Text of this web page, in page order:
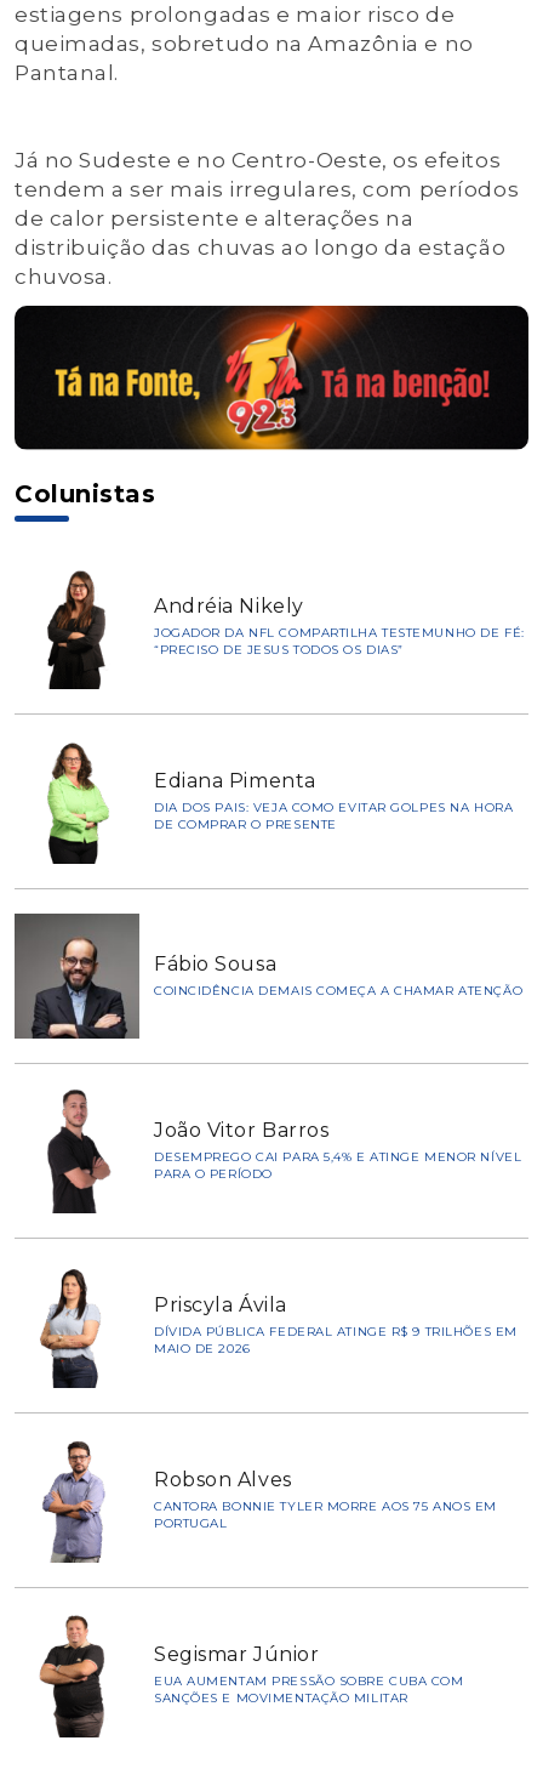
estiagens prolongadas e maior risco de
queimadas, sobretudo na Amazônia e no
Pantanal.
Já no Sudeste e no Centro-Oeste, os efeitos
tendem a ser mais irregulares, com períodos
de calor persistente e alterações na
distribuição das chuvas ao longo da estação
chuvosa.
Colunistas
Andréia Nikely
JOGADOR DA NFL COMPARTILHA TESTEMUNHO DE FÉ:
“PRECISO DE JESUS TODOS OS DIAS”
Ediana Pimenta
DIA DOS PAIS: VEJA COMO EVITAR GOLPES NA HORA
DE COMPRAR O PRESENTE
Fábio Sousa
COINCIDÊNCIA DEMAIS COMEÇA A CHAMAR ATENÇÃO
João Vitor Barros
DESEMPREGO CAI PARA 5,4% E ATINGE MENOR NÍVEL
PARA O PERÍODO
Priscyla Ávila
DÍVIDA PÚBLICA FEDERAL ATINGE R$ 9 TRILHÕES EM
MAIO DE 2026
Robson Alves
CANTORA BONNIE TYLER MORRE AOS 75 ANOS EM
PORTUGAL
Segismar Júnior
EUA AUMENTAM PRESSÃO SOBRE CUBA COM
SANÇÕES E MOVIMENTAÇÃO MILITAR